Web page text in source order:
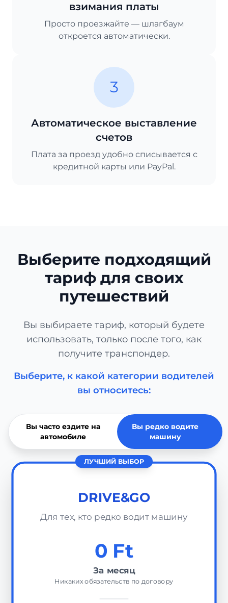
взимания платы
Просто проезжайте — шлагбаум
откроется автоматически.
3
Автоматическое выставление
счетов
Плата за проезд удобно списывается с
кредитной карты или PayPal.
Выберите подходящий
тариф для своих
путешествий
Вы выбираете тариф, который будете
использовать, только после того, как
получите транспондер.
Выберите, к какой категории водителей
вы относитесь:
Вы часто ездите на
автомобиле
Вы редко водите
машину
ЛУЧШИЙ ВЫБОР
DRIVE&GO
Для тех, кто редко водит машину
0 Ft
За месяц
Никаких обязательств по договору